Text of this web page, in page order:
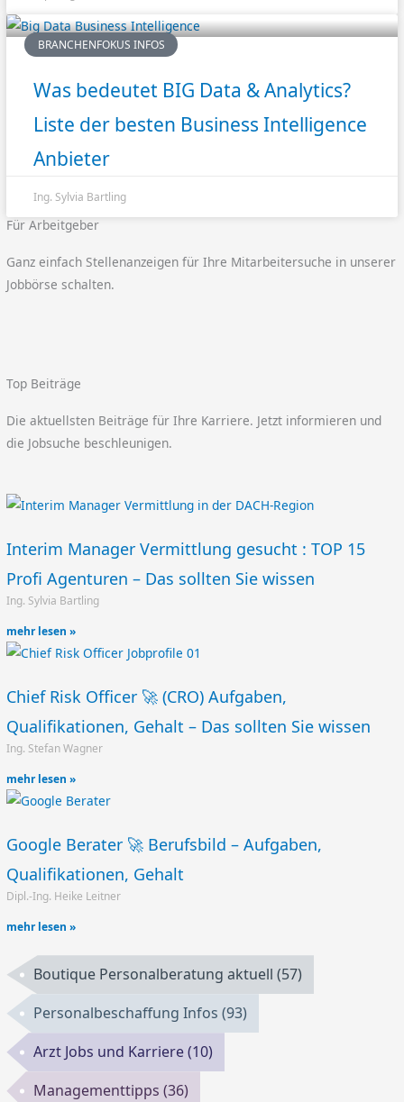
BRANCHENFOKUS INFOS
Was bedeutet BIG Data & Analytics?
Liste der besten Business Intelligence
Anbieter
Ing. Sylvia Bartling
Für Arbeitgeber
Ganz einfach Stellenanzeigen für Ihre Mitarbeitersuche in unserer
Jobbörse schalten.
Top Beiträge
Die aktuellsten Beiträge für Ihre Karriere. Jetzt informieren und
die Jobsuche beschleunigen.
Interim Manager Vermittlung gesucht : TOP 15
Profi Agenturen – Das sollten Sie wissen
Ing. Sylvia Bartling
mehr lesen »
Chief Risk Officer 🚀 (CRO) Aufgaben,
Qualifikationen, Gehalt – Das sollten Sie wissen
Ing. Stefan Wagner
mehr lesen »
Google Berater 🚀 Berufsbild – Aufgaben,
Qualifikationen, Gehalt
Dipl.-Ing. Heike Leitner
mehr lesen »
Boutique Personalberatung aktuell(57)
Personalbeschaffung Infos(93)
Arzt Jobs und Karriere(10)
Managementtipps(36)